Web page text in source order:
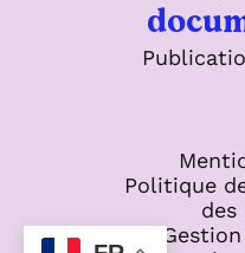
Politique
des